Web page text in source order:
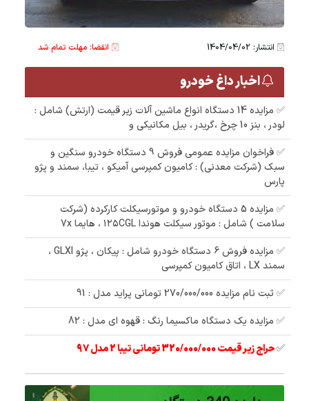
انتشار: 1404/04/02 انقضا: مهلت تمام شد
اخبار داغ خودرو
✅ مزایده 14 دستگاه انواع ماشین آلات زیر قیمت (ارتش) شامل :
لودر ، بنز 10 چرخ ،گریدر ، بیل مکانیکی و
✅ فراخوان مزایده عمومی فروش 9 دستگاه خودرو سنگین و
سبک (شرکت معدنی) : کامیون کمپرسی آمیکو ، تیبا، سمند و پژو
پارس
✅ مزایده 5 دستگاه خودرو و موتورسیکلت کارکرده (شرکت
سلامت ) شامل : موتور سیکلت هوندا ۱۲۵CGL ، هایما 7x
✅ مزایده فروش 6 دستگاه خودرو شامل : پیکان ، پژو GLXI ،
سمند LX ، اتاق کامیون کمپرسی
✅ ثبت نام مزایده 270/000/000 تومانی پراید مدل : 91
✅ مزایده یک دستگاه ماکسیما رنگ : قهوه ای مدل : 82
✅حراج زیر قیمت 320/000/000 تومانی تیبا 2 مدل 97